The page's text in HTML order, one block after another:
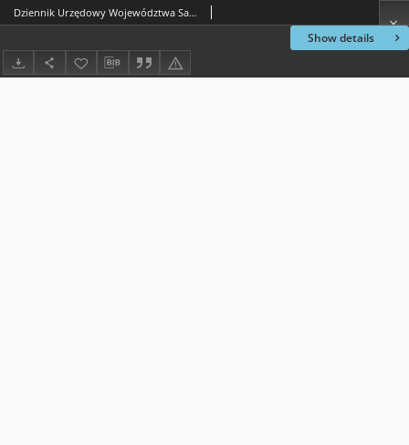
Show details
Dziennik Urzędowy Województwa Sandomierskiego, 1817, nr 37